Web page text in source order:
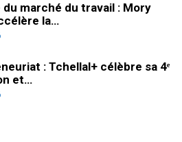
du marché du travail : Mory
la…
: Tchellal+ célèbre sa 4ᵉ
et…